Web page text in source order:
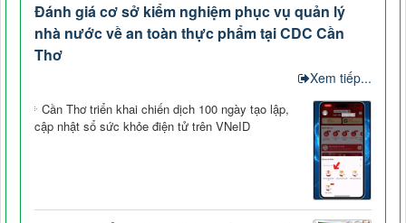
Đánh giá cơ sở kiểm nghiệm phục vụ quản lý
nhà nước về an toàn thực phẩm tại CDC Cần
Thơ
Xem tiếp...
Cần Thơ triển khai chiến dịch 100 ngày tạo lập,
cập nhật sổ sức khỏe điện tử trên VNeID